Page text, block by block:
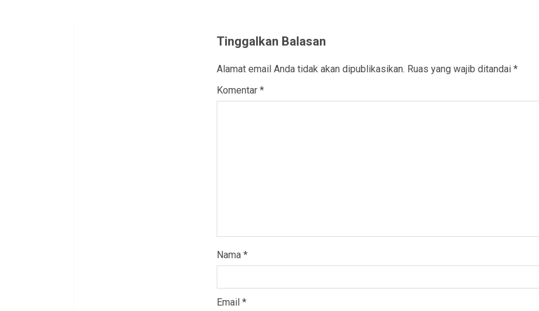
Tinggalkan Balasan
Alamat email Anda tidak akan dipublikasikan. Ruas yang wajib ditandai *
Komentar *
Nama *
Email *